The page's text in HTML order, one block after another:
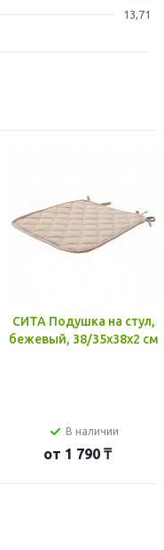
13,71
СИТА Подушка на стул,
бежевый, 38/35x38x2 см
В наличии
от 1 790 ₸